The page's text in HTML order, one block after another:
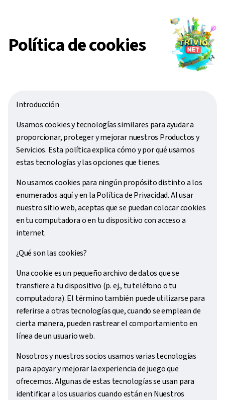
Política de cookies
Introducción
Usamos cookies y tecnologías similares para ayudar a
proporcionar, proteger y mejorar nuestros Productos y
Servicios. Esta política explica cómo y por qué usamos
estas tecnologías y las opciones que tienes.
No usamos cookies para ningún propósito distinto a los
enumerados aquí y en la Política de Privacidad. Al usar
nuestro sitio web, aceptas que se puedan colocar cookies
en tu computadora o en tu dispositivo con acceso a
internet.
¿Qué son las cookies?
Una cookie es un pequeño archivo de datos que se
transfiere a tu dispositivo (p. ej., tu teléfono o tu
computadora). El término también puede utilizarse para
referirse a otras tecnologías que, cuando se emplean de
cierta manera, pueden rastrear el comportamiento en
línea de un usuario web.
Nosotros y nuestros socios usamos varias tecnologías
para apoyar y mejorar la experiencia de juego que
ofrecemos. Algunas de estas tecnologías se usan para
identificar a los usuarios cuando están en Nuestros